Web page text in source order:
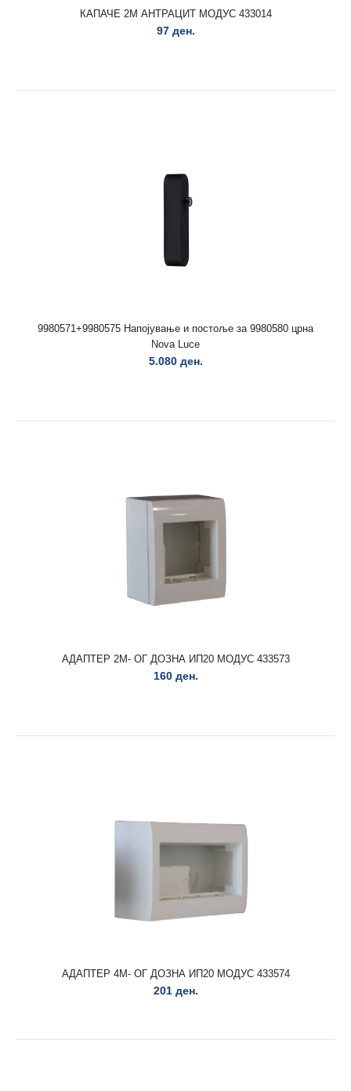
КАПАЧЕ 2М АНТРАЦИТ МОДУС 433014
97 ден.
9980571+9980575 Напојување и постоље за 9980580 црна
Nova Luce..
АДАПТЕР 2М- ОГ ДОЗНА ИП20 МОДУС 433573
160 ден.
АДАПТЕР 2М- ОГ ДОЗНА ИП20 МОДУС 433573..
КАПАЧЕ 2М АНТРАЦИТ МОДУС 433014
97 ден.
9980571+9980575 Напојување и постоље за 9980580 црна
Nova Luce
5.080 ден.
АДАПТЕР 2М- ОГ ДОЗНА ИП20 МОДУС 433573
160 ден.
АДАПТЕР 4М- ОГ ДОЗНА ИП20 МОДУС 433574
201 ден.